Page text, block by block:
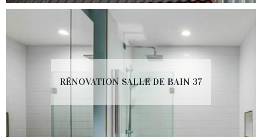
RÉNOVATION SALLE DE BAIN 37